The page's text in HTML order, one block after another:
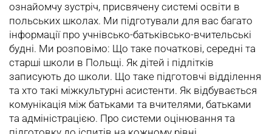
ознайомчу зустріч, присвячену системі освіти в
польських школах. Ми підготували для вас багато
інформації про учнівсько-батьківсько-вчительські
будні. Ми розповімо: Що таке початкові, середні та
старші школи в Польщі. Як дітей і підлітків
записують до школи. Що таке підготовчі відділення
та хто такі міжкультурні асистенти. Як відбувається
комунікація між батьками та вчителями, батьками
та адміністрацією. Про системи оцінювання та